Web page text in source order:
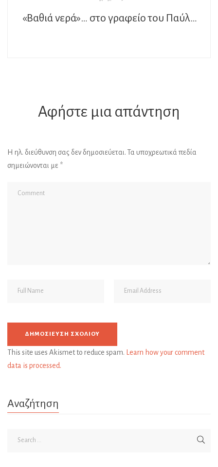
«Βαθιά νερά»… στο γραφείο του Παύλου
Αφήστε μια απάντηση
Η ηλ. διεύθυνση σας δεν δημοσιεύεται. Τα υποχρεωτικά πεδία
σημειώνονται με *
This site uses Akismet to reduce spam.
Learn how your comment
data is processed.
Αναζήτηση